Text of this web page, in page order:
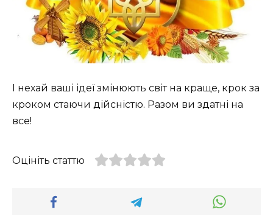
І нехай ваші ідеї змінюють світ на краще, крок за
кроком стаючи дійсністю. Разом ви здатні на
все!
Оцініть статтю